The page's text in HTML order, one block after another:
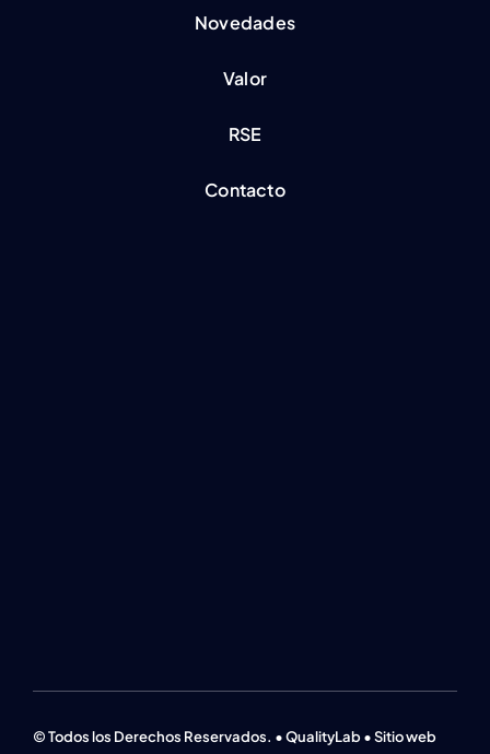
Novedades
Valor
RSE
Contacto
© Todos los Derechos Reservados. • QualityLab • Sitio web